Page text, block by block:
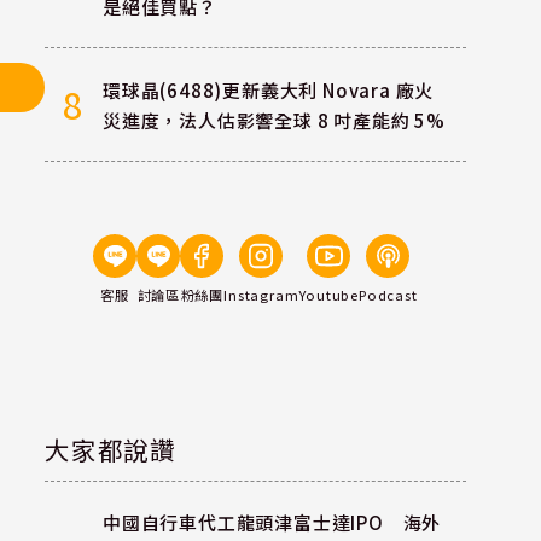
是絕佳買點？
8
環球晶(6488)更新義大利 Novara 廠火
災進度，法人估影響全球 8 吋產能約 5%
客服 討論區粉絲團InstagramYoutubePodcast
大家都說讚
中國自行車代工龍頭津富士達IPO 海外